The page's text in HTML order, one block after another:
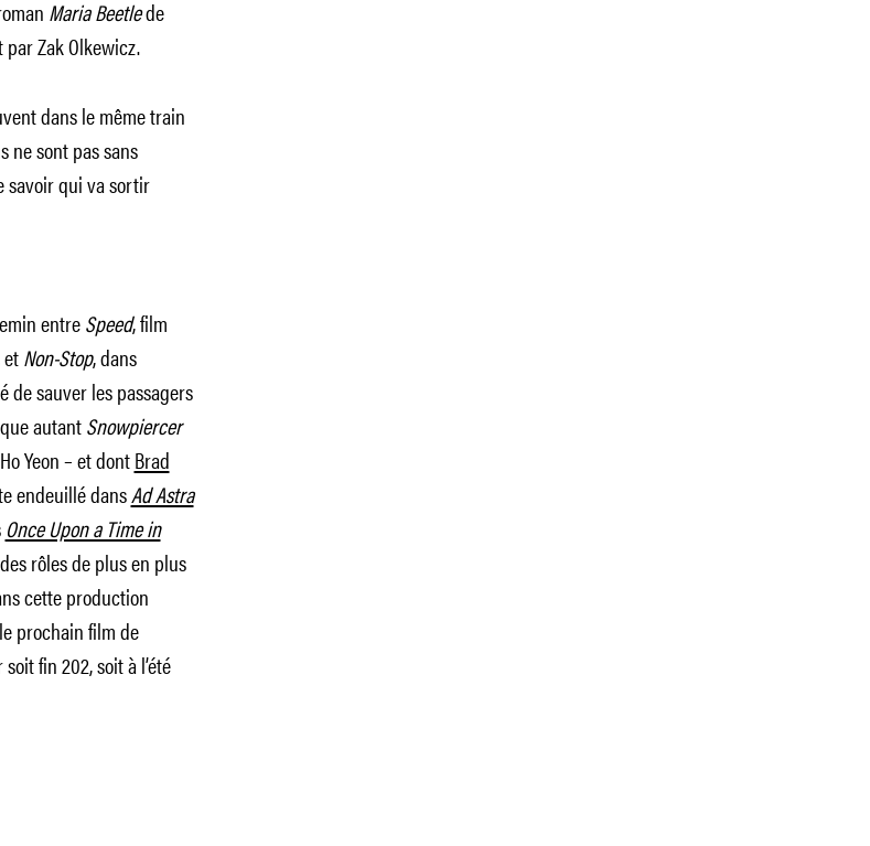
Maria Beetlede
Zak Olkewicz.
dans le même train
ne sont pas sans
savoir qui va sortir
entreSpeed, film
Non-Stop, dans
de sauver les passagers
autantSnowpiercer
Yeon – et dontBrad
endeuillé dansAd Astra
Once Upon a Time in
rôles de plus en plus
cette production
prochain film de
fin 202, soit à l’été